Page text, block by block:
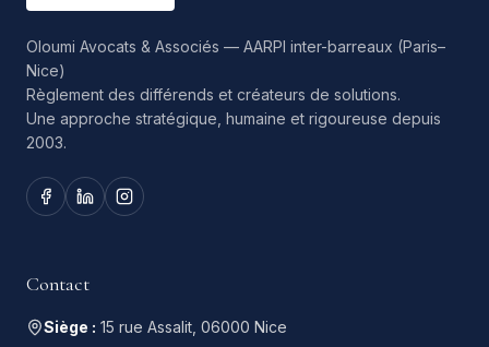
Oloumi Avocats & Associés — AARPI inter-barreaux (Paris–
Nice)
Règlement des différends et créateurs de solutions.
Une approche stratégique, humaine et rigoureuse depuis
2003.
Contact
Siège : 15 rue Assalit, 06000 Nice